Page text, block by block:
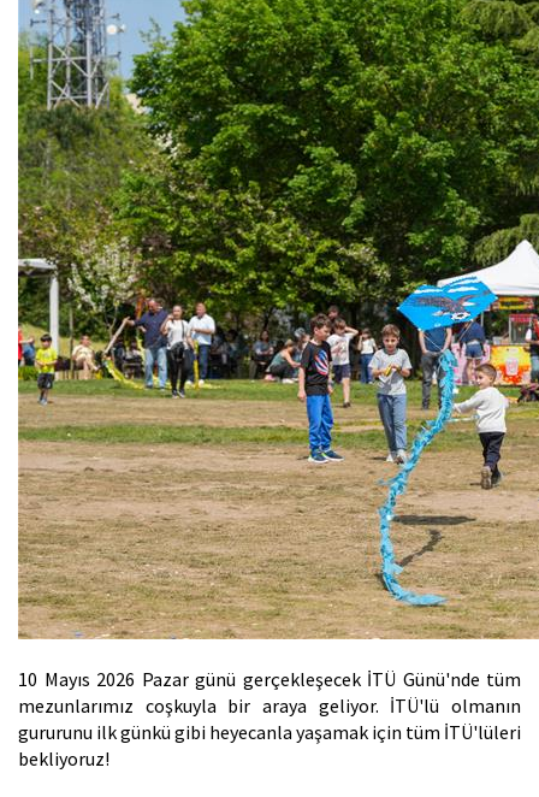
10 Mayıs 2026 Pazar günü gerçekleşecek İTÜ Günü'nde tüm
mezunlarımız coşkuyla bir araya geliyor. İTÜ'lü olmanın
gururunu ilk günkü gibi heyecanla yaşamak için tüm İTÜ'lüleri
bekliyoruz!